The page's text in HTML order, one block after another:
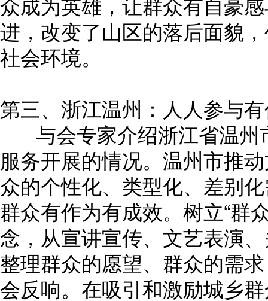
进，改变了山区的落后面貌
社会环境。
第三、浙江温州：人人参与
与会专家介绍浙江省温州
服务开展的情况。温州市推
众的个性化、类型化、差别
群众有作为有成效。树立“群
念，从宣讲宣传、文艺表演
整理群众的愿望、群众的需
会反响。在吸引和激励城乡